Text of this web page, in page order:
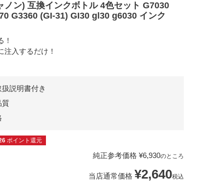
ン) 互換インクボトル 4色セット G7030
G3360 (GI-31) GI30 gl30 g6030 インク
！
入するだけ！
説明書付き
質
ポイント還元
純正参考価格 ¥6,930のところ
当店通常価格 ¥2,640税込